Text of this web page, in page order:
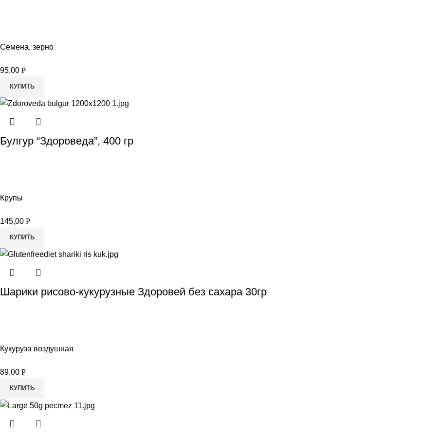
Семена, зерно
95,00 Р
КУПИТЬ
Булгур “Здороведа”, 400 гр
Крупы
145,00 Р
КУПИТЬ
Шарики рисово-кукурузные Здоровей без сахара 30гр
Кукуруза воздушная
89,00 Р
КУПИТЬ